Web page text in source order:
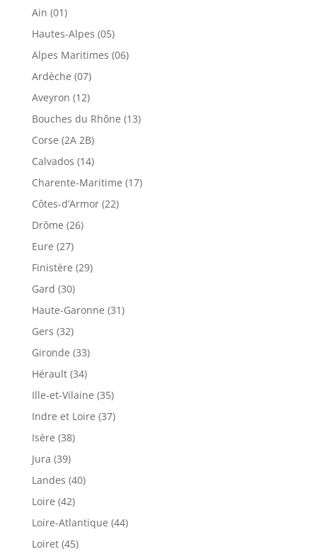
Ain (01)
Hautes-Alpes (05)
Alpes Maritimes (06)
Ardèche (07)
Aveyron (12)
Bouches du Rhône (13)
Corse (2A 2B)
Calvados (14)
Charente-Maritime (17)
Côtes-d’Armor (22)
Drôme (26)
Eure (27)
Finistère (29)
Gard (30)
Haute-Garonne (31)
Gers (32)
Gironde (33)
Hérault (34)
Ille-et-Vilaine (35)
Indre et Loire (37)
Isère (38)
Jura (39)
Landes (40)
Loire (42)
Loire-Atlantique (44)
Loiret (45)